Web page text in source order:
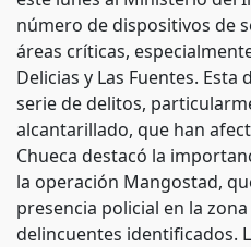
número de dispositivos de
áreas críticas,
Delicias y Las Fuentes.
serie de delitos,
alcantarillado, que han
Chueca destacó la
la operación Mangostad,
presencia policial en la
delincuentes identificados.